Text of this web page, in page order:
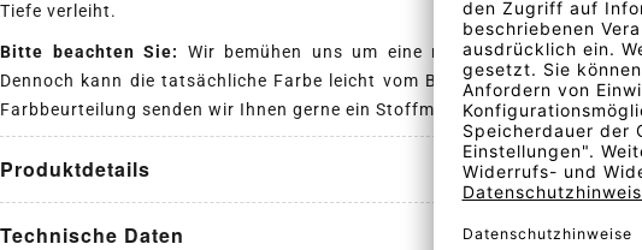
Tiefe verleiht.
Bitte beachten Sie:
Wir bemühen uns um eine realistische
Dennoch kann die tatsächliche Farbe leicht vom Bildschirmbild
Farbbeurteilung senden wir Ihnen gerne ein Stoffmuster.
Produktdetails
Technische Daten